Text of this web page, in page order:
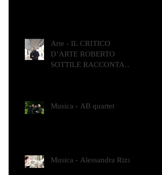
Arte - IL CRITICO
D’ARTE ROBERTO
SOTTILE RACCONTA
Musica - AB quartet
Musica - Alessandra Rizzo